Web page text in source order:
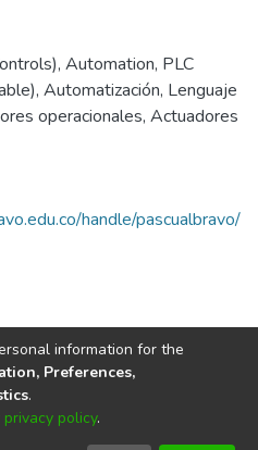
, Automation, PLC
, Automatización, Lenguaje
operacionales, Actuadores
handle/pascualbravo/
© 2002-2026
information for the
Preferences,
.
privacy policy.